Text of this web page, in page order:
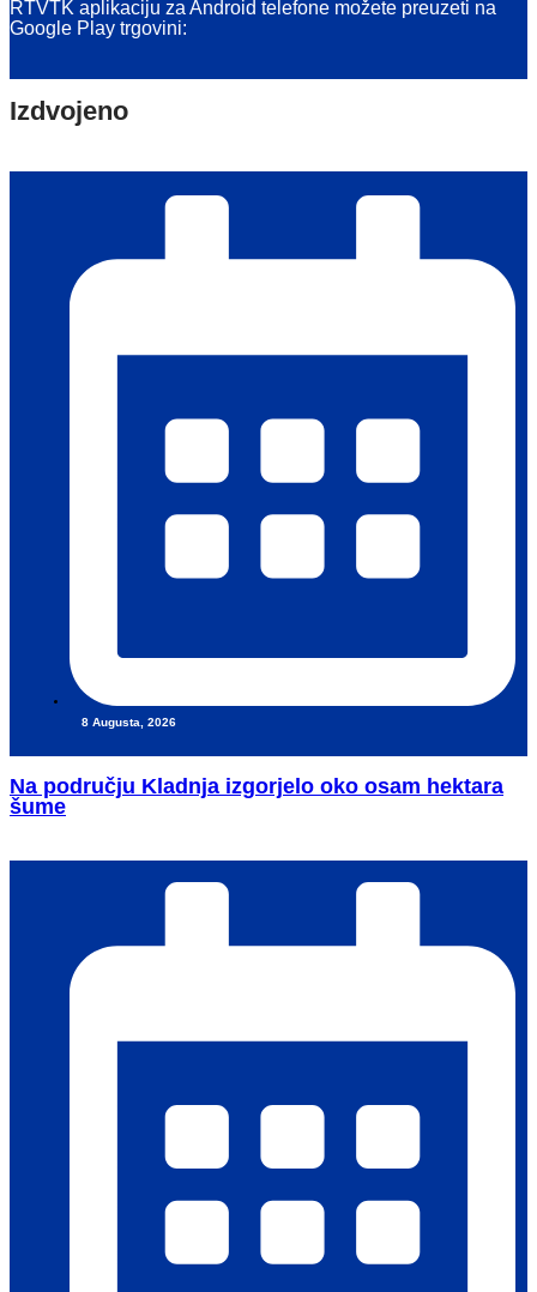
RTVTK aplikaciju za Android telefone možete preuzeti na
Google Play trgovini:
Izdvojeno
8 Augusta, 2026
Na području Kladnja izgorjelo oko osam hektara
šume